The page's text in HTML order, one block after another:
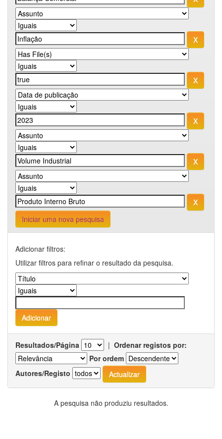
Iniciar uma nova pesquisa
Adicionar filtros:
Utilizar filtros para refinar o resultado da pesquisa.
Resultados/Página | Ordenar registos por:
Por ordem
Autores/Registo
A pesquisa não produziu resultados.